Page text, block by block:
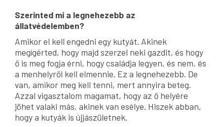
Szerinted mi a legnehezebb az
állatvédelemben?
Amikor el kell engedni egy kutyát. Akinek
megígérted, hogy majd szerzel neki gazdit, és hogy
ő is meg fogja érni, hogy családja legyen, és nem, és
a menhelyről kell elmennie. Ez a legnehezebb. De
van, amikor meg kell tenni, mert annyira beteg.
Azzal vigasztalom magamat, hogy az ő helyére
jöhet valaki más, akinek van esélye. Hiszek abban,
hogy a kutyák is újjászületnek.